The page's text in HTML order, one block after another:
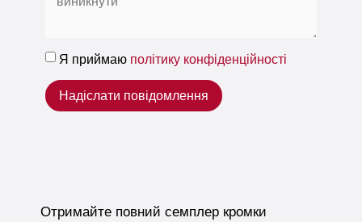
Я приймаю політику конфіденційності
Надіслати повідомлення
Отримайте повний семплер кромки